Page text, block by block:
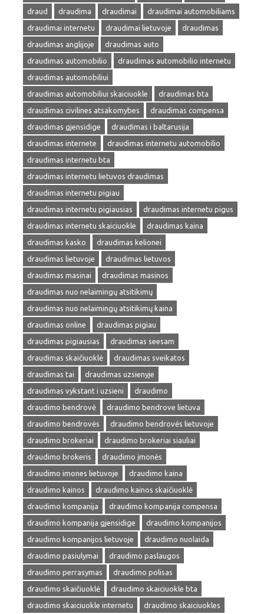
draud
draudima draudimai
draudimai automobiliams
draudimai internetu
draudimai lietuvoje
draudimas
draudimas anglijoje
draudimas auto
draudimas automobilio
draudimas automobilio internetu
draudimas automobiliui
draudimas automobiliui skaiciuokle
draudimas bta
draudimas civilines atsakomybes
draudimas compensa
draudimas gjensidige
draudimas i baltarusija
draudimas internete
draudimas internetu automobilio
draudimas internetu bta
draudimas internetu lietuvos draudimas
draudimas internetu pigiau
draudimas internetu pigiausias
draudimas internetu pigus
draudimas internetu skaiciuokle
draudimas kaina
draudimas kasko
draudimas kelionei
draudimas lietuvoje
draudimas lietuvos
draudimas masinai
draudimas masinos
draudimas nuo nelaimingų atsitikimų
draudimas nuo nelaimingų atsitikimų kaina
draudimas online
draudimas pigiau
draudimas pigiausias
draudimas seesam
draudimas skaičiuoklė
draudimas sveikatos
draudimas tai
draudimas uzsienyje
draudimas vykstant i uzsieni
draudimo
draudimo bendrovė
draudimo bendrove lietuva
draudimo bendrovės
draudimo bendrovės lietuvoje
draudimo brokeriai
draudimo brokeriai siauliai
draudimo brokeris
draudimo įmonės
draudimo imones lietuvoje
draudimo kaina
draudimo kainos
draudimo kainos skaičiuoklė
draudimo kompanija
draudimo kompanija compensa
draudimo kompanija gjensidige
draudimo kompanijos
draudimo kompanijos lietuvoje
draudimo nuolaida
draudimo pasiulymai
draudimo paslaugos
draudimo perrasymas
draudimo polisas
draudimo skaičiuoklė
draudimo skaiciuokle bta
draudimo skaiciuokle internetu
draudimo skaiciuokles